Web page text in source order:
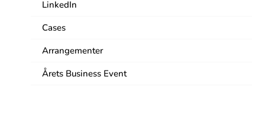
LinkedIn
Cases
Arrangementer
Årets Business Event